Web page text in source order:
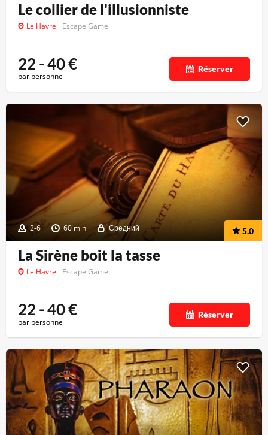
Le collier de l'illusionniste
Le Havre Escape Game
22 - 40€
par personne
Réserver
2-6 60 min Средний 5.0
La Sirène boit la tasse
Le Havre Escape Game
22 - 40€
par personne
Réserver